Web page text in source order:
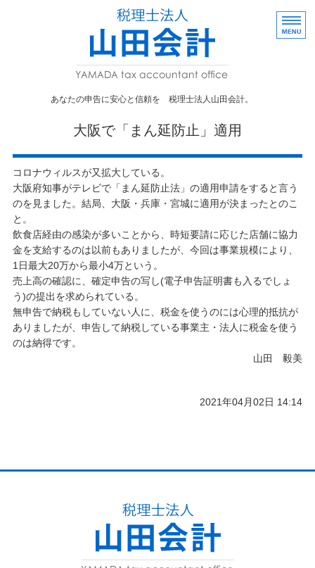
あなたの申告
あなたの申告に安心と信頼を 税理士法人山田会計。
事務所概要
採用情報
お問い合わせ
大阪で「まん延防止」適用
コロナウィルスが又拡大している。
大阪府知事がテレビで「まん延防止法」の適用申請をすると言う
のを見ました。結局、大阪・兵庫・宮城に適用が決まったとのこ
と。
飲食店経由の感染が多いことから、時短要請に応じた店舗に協力
金を支給するのは以前もありましたが、今回は事業規模により、
1日最大20万から最小4万という。
売上高の確認に、確定申告の写し(電子申告証明書も入るでしょ
う)の提出を求められている。
無申告で納税もしていない人に、税金を使うのには心理的抵抗が
ありましたが、申告して納税している事業主・法人に税金を使う
のは納得です。
山田 毅美
2021年04月02日 14:14